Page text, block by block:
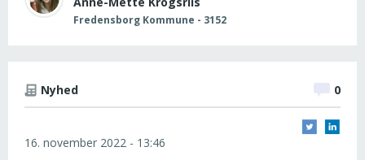
Fredensborg Kommune - 3152
Nyhed 0
16. november 2022 - 13:46